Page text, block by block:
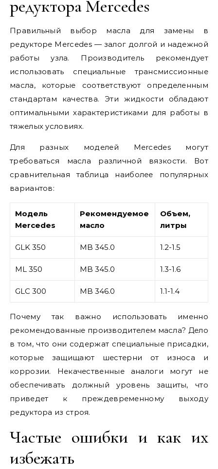
редуктора Mercedes
Правильный выбор масла для замены в
редукторе Mercedes — залог долгой и надежной
работы узла. Производитель рекомендует
использовать специальные трансмиссионные
масла, которые соответствуют определенным
стандартам качества. Эти жидкости обладают
оптимальными характеристиками для работы в
тяжелых условиях.
Для разных моделей Mercedes могут
требоваться масла различной вязкости. Вот
сравнительная таблица наиболее популярных
вариантов:
Модель
Mercedes
Рекомендуемое
масло
Объем,
литры
GLK 350 MB 345.0 1.2-1.5
ML 350 MB 345.0 1.3-1.6
GLC 300 MB 346.0 1.1-1.4
Почему так важно использовать именно
рекомендованные производителем масла? Дело
в том, что они содержат специальные присадки,
которые защищают шестерни от износа и
коррозии. Некачественные аналоги могут не
обеспечивать должный уровень защиты, что
приведет к преждевременному выходу
редуктора из строя.
Частые ошибки и как их
избежать